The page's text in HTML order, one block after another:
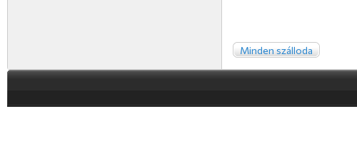
Minden szálloda